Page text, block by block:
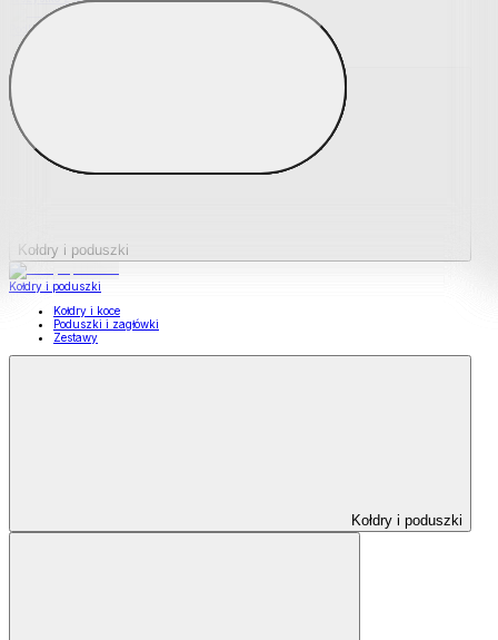
Podkładki na materace
Materace nawierzchniowe
Kołdry i poduszki
Kołdry i poduszki
Kołdry i koce
Poduszki i zagłówki
Zestawy
Kołdry i poduszki